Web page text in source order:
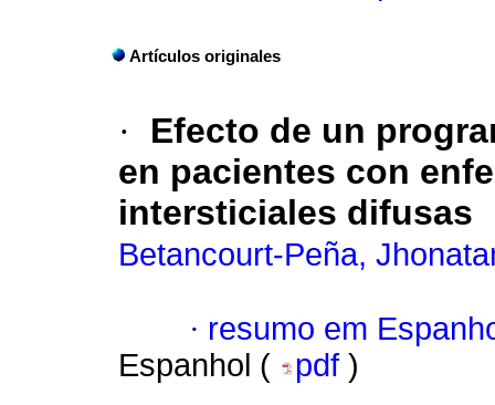
Artículos originales
·
Efecto de un
en pacientes con
intersticiales difusas
Betancourt-Peña,
· resumo em
Espanhol (
pdf )